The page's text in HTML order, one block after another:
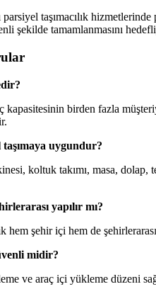
taşımacılık
şekilde tamamlanmasını
kapasitesinin birden fazla
uygundur?
koltuk takımı, masa,
yapılır mı?
hem şehir içi hem de
midir?
ve araç içi yükleme düzeni